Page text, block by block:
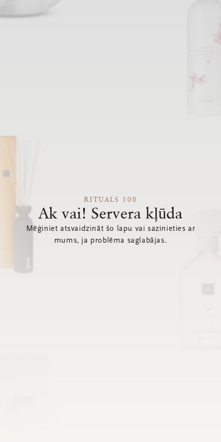
RITUALS 500
Ak vai! Servera kļūda
Mēģiniet atsvaidzināt šo lapu vai sazinieties ar
mums, ja problēma saglabājas.